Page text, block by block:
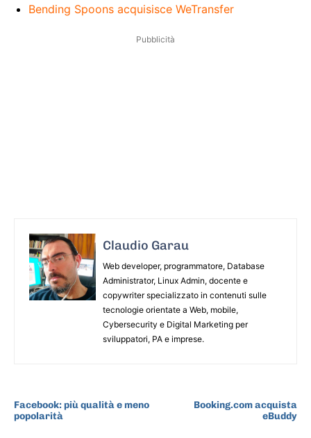
Bending Spoons acquisisce WeTransfer
Pubblicità
Claudio Garau
Web developer, programmatore, Database
Administrator, Linux Admin, docente e
copywriter specializzato in contenuti sulle
tecnologie orientate a Web, mobile,
Cybersecurity e Digital Marketing per
sviluppatori, PA e imprese.
Facebook: più qualità e meno
popolarità
Booking.com acquista
eBuddy